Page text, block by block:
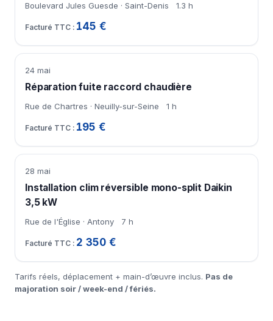
Boulevard Jules Guesde · Saint-Denis 1.3 h
145 €
24 mai
Réparation fuite raccord chaudière
Rue de Chartres · Neuilly-sur-Seine 1 h
195 €
28 mai
Installation clim réversible mono-split Daikin
3,5 kW
Rue de l'Église · Antony 7 h
2 350 €
Tarifs réels, déplacement + main-d’œuvre inclus. Pas de
majoration soir / week-end / fériés.